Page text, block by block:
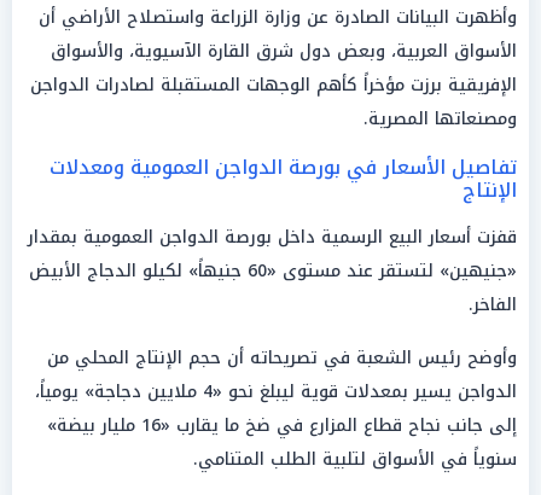
وأظهرت البيانات الصادرة عن وزارة الزراعة واستصلاح الأراضي أن
الأسواق العربية، وبعض دول شرق القارة الآسيوية، والأسواق
الإفريقية برزت مؤخراً كأهم الوجهات المستقبلة لصادرات الدواجن
ومصنعاتها المصرية.
تفاصيل الأسعار في بورصة الدواجن العمومية ومعدلات
الإنتاج
قفزت أسعار البيع الرسمية داخل بورصة الدواجن العمومية بمقدار
«جنيهين» لتستقر عند مستوى «60 جنيهاً» لكيلو الدجاج الأبيض
الفاخر.
وأوضح رئيس الشعبة في تصريحاته أن حجم الإنتاج المحلي من
الدواجن يسير بمعدلات قوية ليبلغ نحو «4 ملايين دجاجة» يومياً،
إلى جانب نجاح قطاع المزارع في ضخ ما يقارب «16 مليار بيضة»
سنوياً في الأسواق لتلبية الطلب المتنامي.